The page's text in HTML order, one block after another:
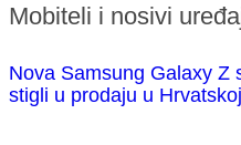
Mobiteli i nosivi
Nova Samsung Galaxy Z
stigli u prodaju u Hrvatskoj